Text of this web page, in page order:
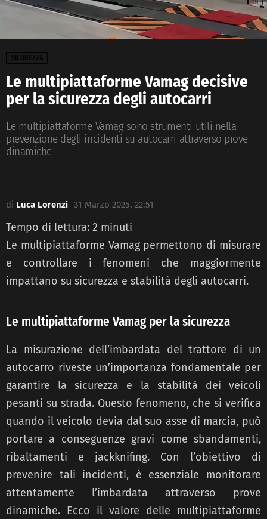
SICUREZZA
Le multipiattaforme Vamag decisive
per la sicurezza degli autocarri
Le multipiattaforme Vamag sono strumenti utili nella
prevenzione degli incidenti su autocarri attraverso prove
dinamiche
di Luca Lorenzi 31 Marzo 2025, 22:51
Tempo di lettura: 2 minuti
Le multipiattaforme Vamag permettono di misurare
e controllare i fenomeni che maggiormente
impattano su sicurezza e stabilità degli autocarri.
Le multipiattaforme Vamag per la sicurezza
La misurazione dell’imbardata del trattore di un
autocarro riveste un’importanza fondamentale per
garantire la sicurezza e la stabilità dei veicoli
pesanti su strada. Questo fenomeno, che si verifica
quando il veicolo devia dal suo asse di marcia, può
portare a conseguenze gravi come sbandamenti,
ribaltamenti e jackknifing. Con l’obiettivo di
prevenire tali incidenti, è essenziale monitorare
attentamente l’imbardata attraverso prove
dinamiche. Ecco il valore delle multipiattaforme